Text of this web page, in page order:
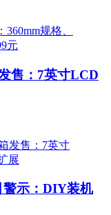
售：7英寸LCD
警示：DIY装机